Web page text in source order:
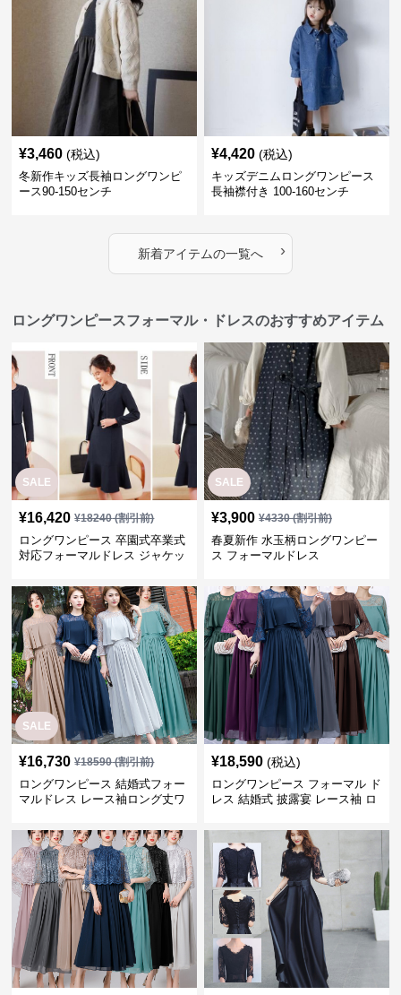
¥3,460 (税込)
冬新作キッズ長袖ロングワンピ
ース90-150センチ
¥4,420 (税込)
キッズデニムロングワンピース
長袖襟付き 100-160センチ
新着アイテムの一覧へ ›
ロングワンピースフォーマル・ドレスのおすすめアイテム
SALE
¥16,420 ¥18240(割引前)
ロングワンピース 卒園式卒業式
対応フォーマルドレス ジャケッ
SALE
¥3,900 ¥4330(割引前)
春夏新作 水玉柄ロングワンピー
ス フォーマルドレス
SALE
¥16,730 ¥18590(割引前)
ロングワンピース 結婚式フォー
マルドレス レース袖ロング丈ワ
¥18,590 (税込)
ロングワンピース フォーマル ド
レス 結婚式 披露宴 レース袖 ロ